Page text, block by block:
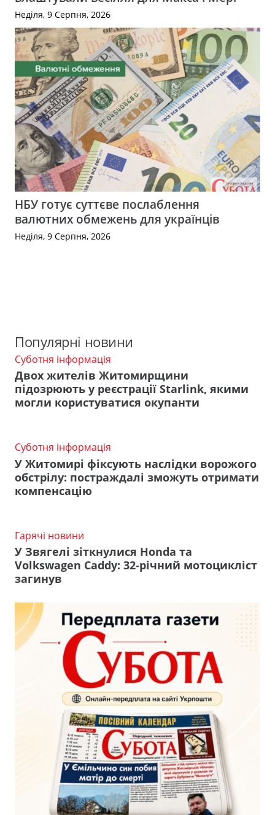
Неділя, 9 Серпня, 2026
НБУ готує суттєве послаблення
валютних обмежень для українців
Неділя, 9 Серпня, 2026
Популярні новини
Суботня інформація
Двох жителів Житомирщини
підозрюють у реєстрації Starlink, якими
могли користуватися окупанти
Суботня інформація
У Житомирі фіксують наслідки ворожого
обстрілу: постраждалі зможуть отримати
компенсацію
Гарячі новини
У Звягелі зіткнулися Honda та
Volkswagen Caddy: 32-річний мотоцикліст
загинув